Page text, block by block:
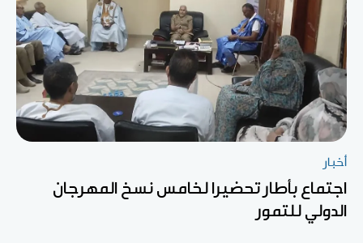
أخبار
اجتماع بأطار تحضيرا لخامس نسخ المهرجان
الدولي للتمور